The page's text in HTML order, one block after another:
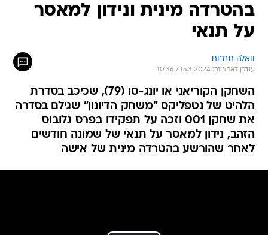
בהטרדה מינית ונידון למאסר
על תנאי
וואלה תרבות
עודכן לאחרונה: 15.3.2024 / 10:36
השחקן הקוריאני או יונג-סו (79), שכיכב בסדרת
הלהיט של נטפליקס "משחק הדיונון" שגילם בסדרה
את שחקן 001 וזכה על תפקידו בפרס גלובוס
הזהב, נידון למאסר על תנאי של שמונה חודשים
לאחר שהורשע בהטרדה מינית של אישה